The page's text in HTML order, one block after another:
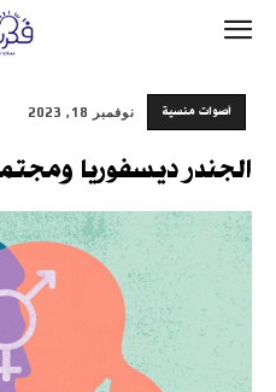
أصوات منسية نوفمبر 18, 2023
الجندر ديسفوريا